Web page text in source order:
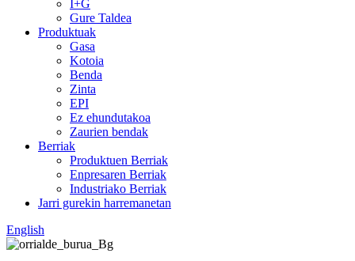
I+G
Gure Taldea
Produktuak
Gasa
Kotoia
Benda
Zinta
EPI
Ez ehundutakoa
Zaurien bendak
Berriak
Produktuen Berriak
Enpresaren Berriak
Industriako Berriak
Jarri gurekin harremanetan
English